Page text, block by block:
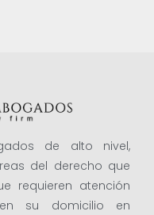
de alto nivel,
del derecho que
requieren atención
su domicilio en